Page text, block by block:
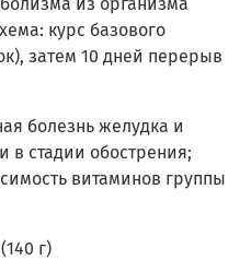
курс базового
затем 10 дней перерыв
болезнь желудка и
в стадии обострения;
витаминов группы
г)